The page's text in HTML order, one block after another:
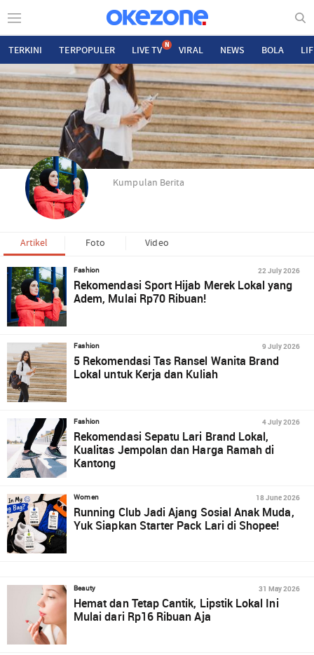
TERKINI TERPOPULER LIVE TV N VIRAL NEWS BOLA
Kumpulan Berita
Artikel Foto Video
Fashion 22 July 2026
Rekomendasi Sport Hijab Merek Lokal yang
Adem, Mulai Rp70 Ribuan!
Fashion 9 July 2026
5 Rekomendasi Tas Ransel Wanita Brand
Lokal untuk Kerja dan Kuliah
Fashion 4 July 2026
Rekomendasi Sepatu Lari Brand Lokal,
Kualitas Jempolan dan Harga Ramah di
Kantong
Women 18 June 2026
Running Club Jadi Ajang Sosial Anak Muda,
Yuk Siapkan Starter Pack Lari di Shopee!
Beauty 31 May 2026
Hemat dan Tetap Cantik, Lipstik Lokal Ini
Mulai dari Rp16 Ribuan Aja